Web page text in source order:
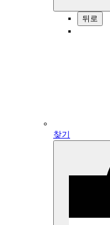
뒤로
찾기